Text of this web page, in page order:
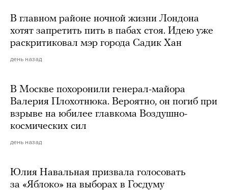
В главном районе ночной жизни Лондона
хотят запретить пить в пабах стоя. Идею уже
раскритиковал мэр города Садик Хан
день назад
В Москве похоронили генерал-майора
Валерия Плохотнюка. Вероятно, он погиб при
взрыве на юбилее главкома Воздушно-
космических сил
день назад
Юлия Навальная призвала голосовать
за «Яблоко» на выборах в Госдуму